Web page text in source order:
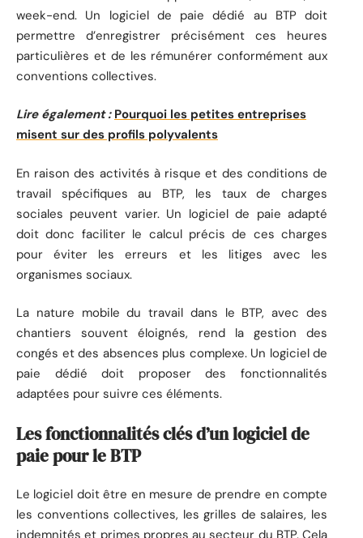
week-end. Un logiciel de paie dédié au BTP doit
permettre d’enregistrer précisément ces heures
particulières et de les rémunérer conformément aux
conventions collectives.
Lire également : Pourquoi les petites entreprises
misent sur des profils polyvalents
En raison des activités à risque et des conditions de
travail spécifiques au BTP, les taux de charges
sociales peuvent varier. Un logiciel de paie adapté
doit donc faciliter le calcul précis de ces charges
pour éviter les erreurs et les litiges avec les
organismes sociaux.
La nature mobile du travail dans le BTP, avec des
chantiers souvent éloignés, rend la gestion des
congés et des absences plus complexe. Un logiciel de
paie dédié doit proposer des fonctionnalités
adaptées pour suivre ces éléments.
Les fonctionnalités clés d’un logiciel de
paie pour le BTP
Le logiciel doit être en mesure de prendre en compte
les conventions collectives, les grilles de salaires, les